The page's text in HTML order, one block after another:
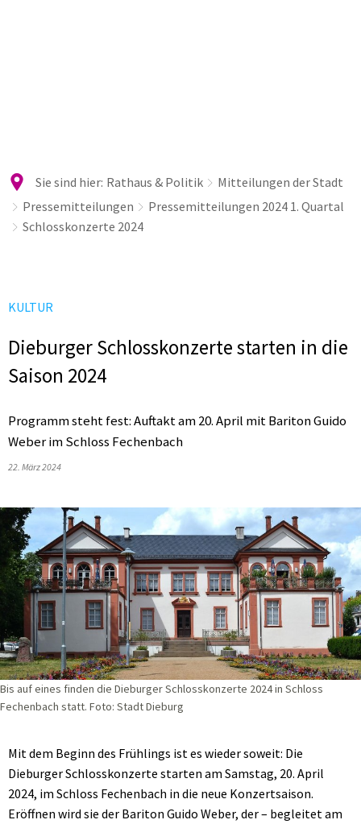
Sie sind hier: Rathaus & Politik
Mitteilungen der Stadt
Pressemitteilungen
Pressemitteilungen 2024 1. Quartal
Schlosskonzerte 2024
KULTUR
Dieburger Schlosskonzerte starten in die
Saison 2024
Programm steht fest: Auftakt am 20. April mit Bariton Guido
Weber im Schloss Fechenbach
22. März 2024
Bis auf eines finden die Dieburger Schlosskonzerte 2024 in Schloss
Fechenbach statt. Foto: Stadt Dieburg
Mit dem Beginn des Frühlings ist es wieder soweit: Die
Dieburger Schlosskonzerte starten am Samstag, 20. April
2024, im Schloss Fechenbach in die neue Konzertsaison.
Eröffnen wird sie der Bariton Guido Weber, der – begleitet am